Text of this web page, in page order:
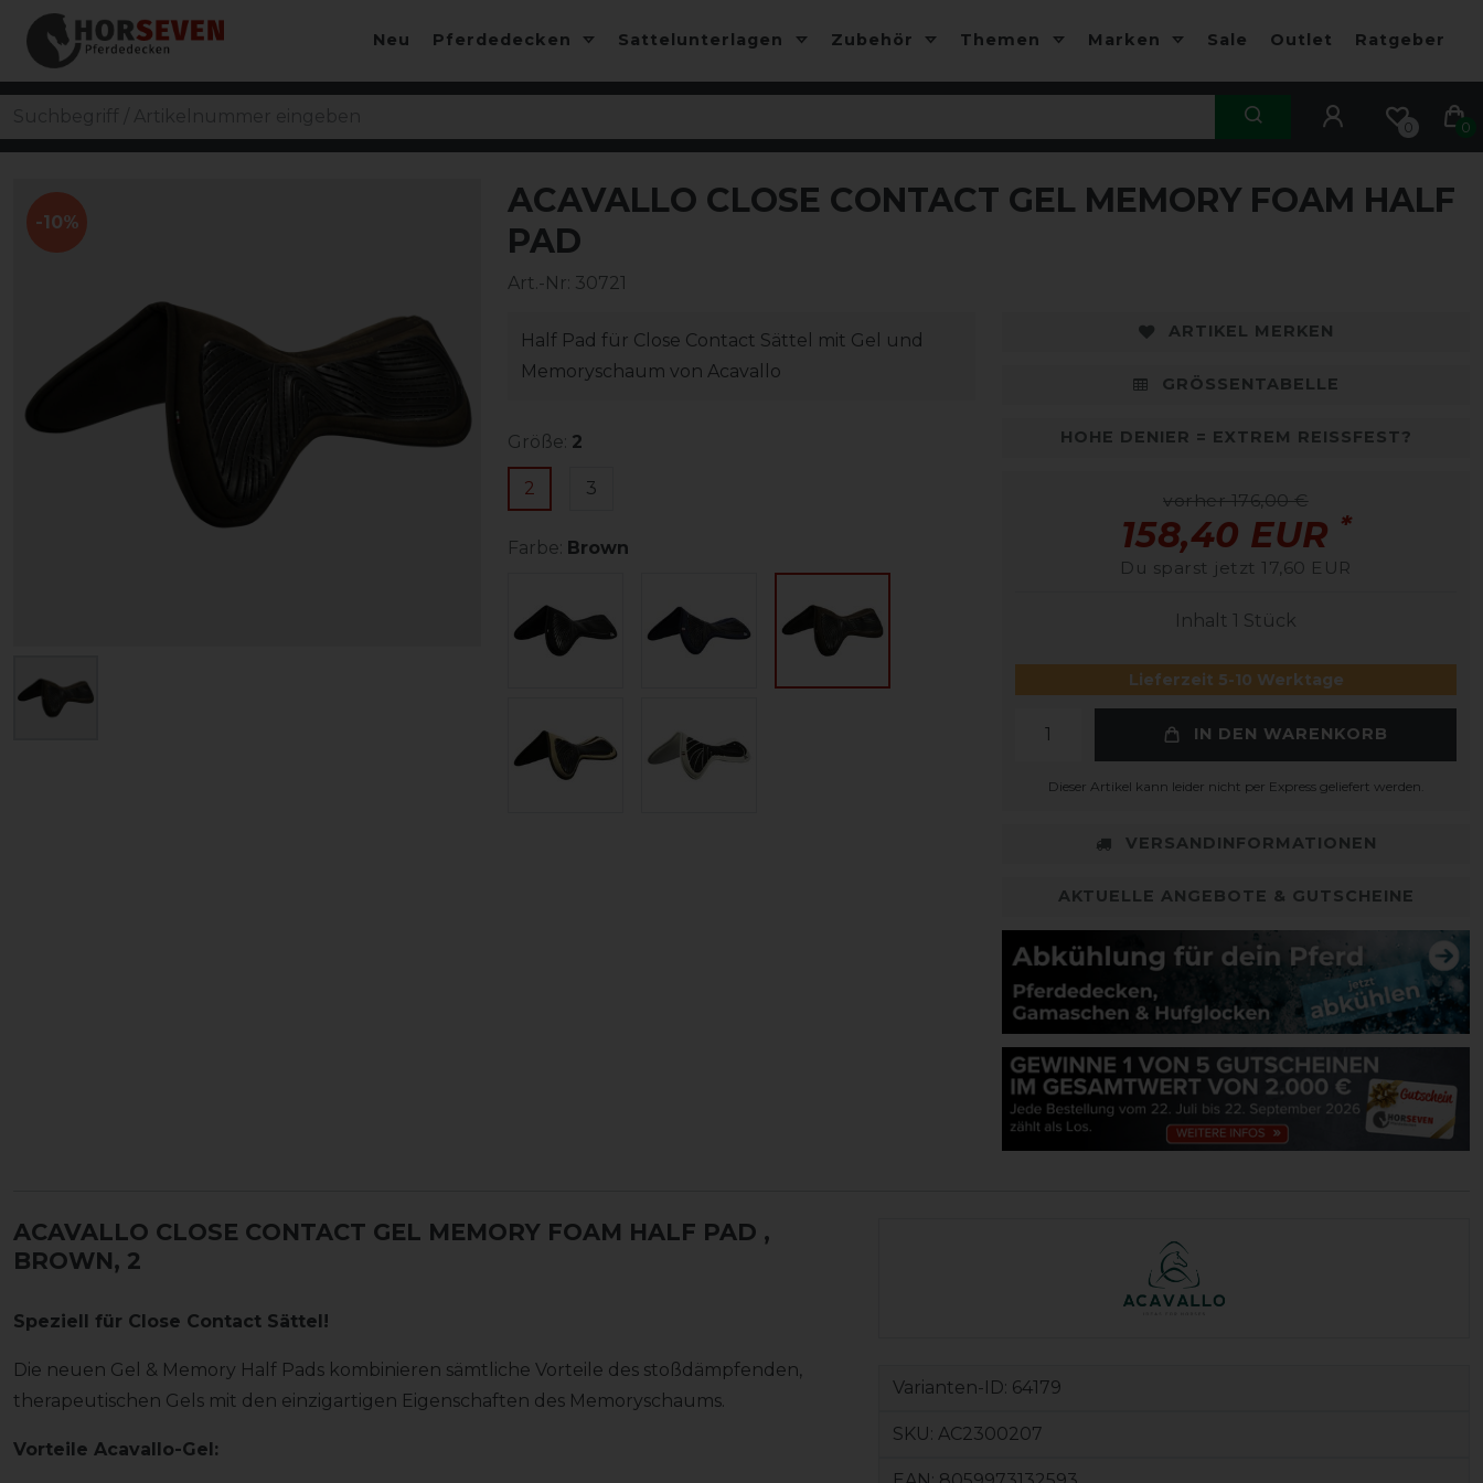
Neu Pferdedecken Sattelunterlagen Zubehör Themen Marken Sale Outlet Ratgeber
0 0
-10%
ACAVALLO CLOSE CONTACT GEL MEMORY FOAM HALF
PAD
Art.-Nr: 30721
Half Pad für Close Contact Sättel mit Gel und
Memoryschaum von Acavallo
Größe: 2
2 3
Farbe: Brown
ARTIKEL MERKEN
GRÖSSENTABELLE
HOHE DENIER = EXTREM REISSFEST?
vorher 176,00 €
158,40 EUR *
Du sparst jetzt 17,60 EUR
Inhalt 1 Stück
Lieferzeit 5-10 Werktage
IN DEN WARENKORB
Dieser Artikel kann leider nicht per Express geliefert werden.
VERSANDINFORMATIONEN
AKTUELLE ANGEBOTE & GUTSCHEINE
ACAVALLO CLOSE CONTACT GEL MEMORY FOAM HALF PAD ,
BROWN, 2
Speziell für Close Contact Sättel!
Die neuen Gel & Memory Half Pads kombinieren sämtliche Vorteile des stoßdämpfenden,
therapeutischen Gels mit den einzigartigen Eigenschaften des Memoryschaums.
Vorteile Acavallo-Gel:
Varianten-ID: 64179
SKU: AC2300207